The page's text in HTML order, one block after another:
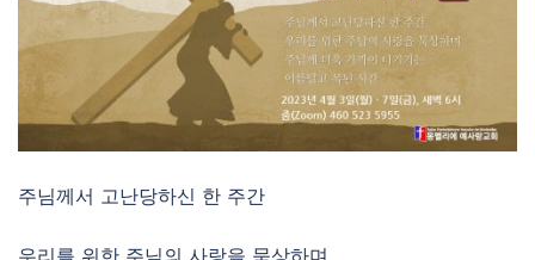
주님께서 고난당하신 한 주간
우리를 위한 주님의 사랑을 묵상하며